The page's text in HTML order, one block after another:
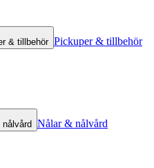
& tillbehör Pickuper & tillbehör
Nålar & nålvård